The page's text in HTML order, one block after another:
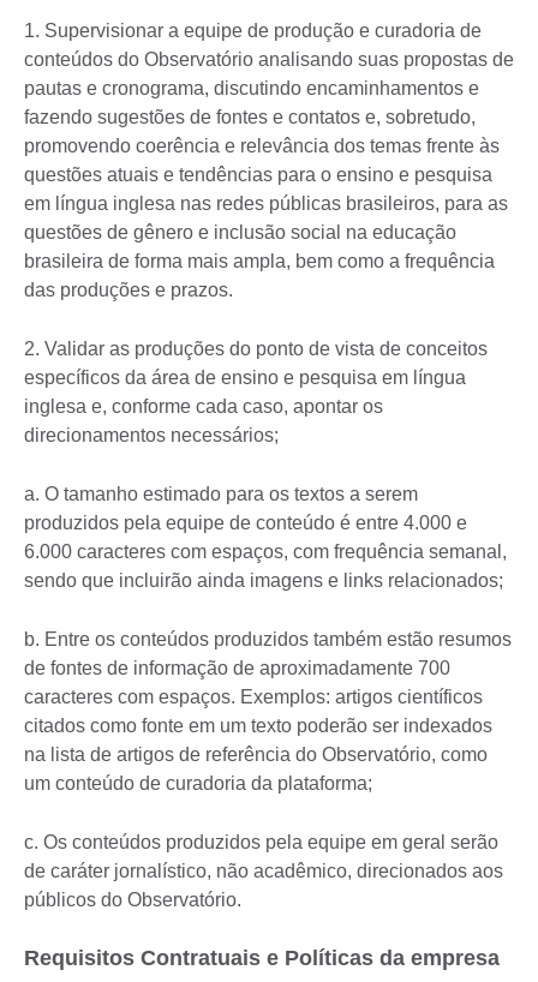
1. Supervisionar a equipe de produção e curadoria de
conteúdos do Observatório analisando suas propostas de
pautas e cronograma, discutindo encaminhamentos e
fazendo sugestões de fontes e contatos e, sobretudo,
promovendo coerência e relevância dos temas frente às
questões atuais e tendências para o ensino e pesquisa
em língua inglesa nas redes públicas brasileiros, para as
questões de gênero e inclusão social na educação
brasileira de forma mais ampla, bem como a frequência
das produções e prazos.
2. Validar as produções do ponto de vista de conceitos
específicos da área de ensino e pesquisa em língua
inglesa e, conforme cada caso, apontar os
direcionamentos necessários;
a. O tamanho estimado para os textos a serem
produzidos pela equipe de conteúdo é entre 4.000 e
6.000 caracteres com espaços, com frequência semanal,
sendo que incluirão ainda imagens e links relacionados;
b. Entre os conteúdos produzidos também estão resumos
de fontes de informação de aproximadamente 700
caracteres com espaços. Exemplos: artigos científicos
citados como fonte em um texto poderão ser indexados
na lista de artigos de referência do Observatório, como
um conteúdo de curadoria da plataforma;
c. Os conteúdos produzidos pela equipe em geral serão
de caráter jornalístico, não acadêmico, direcionados aos
públicos do Observatório.
Requisitos Contratuais e Políticas da empresa